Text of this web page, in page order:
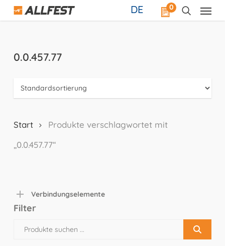
Skip
0
DE
0.0.457.77
Start
Produkte verschlagwortet mit
„0.0.457.77“
Verbindungselemente
Filter